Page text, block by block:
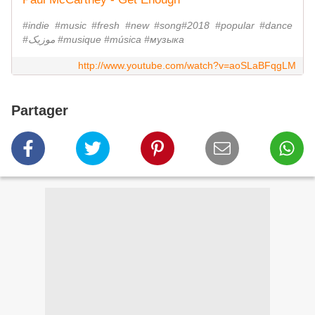
#indie #music #fresh #new #song#2018 #popular #dance
#موزیک #musique #música #музыка
http://www.youtube.com/watch?v=aoSLaBFqgLM
Partager